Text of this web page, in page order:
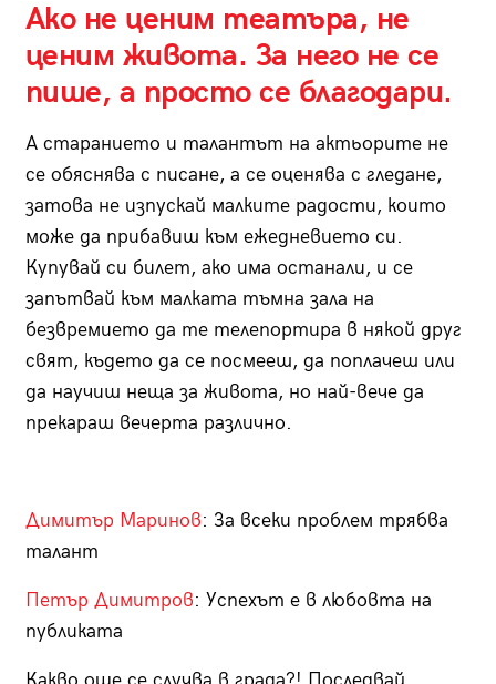
Ако не ценим театъра, не
ценим живота. За него не се
пише, а просто се благодари.
А старанието и талантът на актьорите не
се обяснява с писане, а се оценява с гледане,
затова не изпускай малките радости, които
може да прибавиш към ежедневието си.
Купувай си билет, ако има останали, и се
запътвай към малката тъмна зала на
безвремието да те телепортира в някой друг
свят, където да се посмееш, да поплачеш или
да научиш неща за живота, но най-вече да
прекараш вечерта различно.
Димитър Маринов: За всеки проблем трябва
талант
Петър Димитров: Успехът е в любовта на
публиката